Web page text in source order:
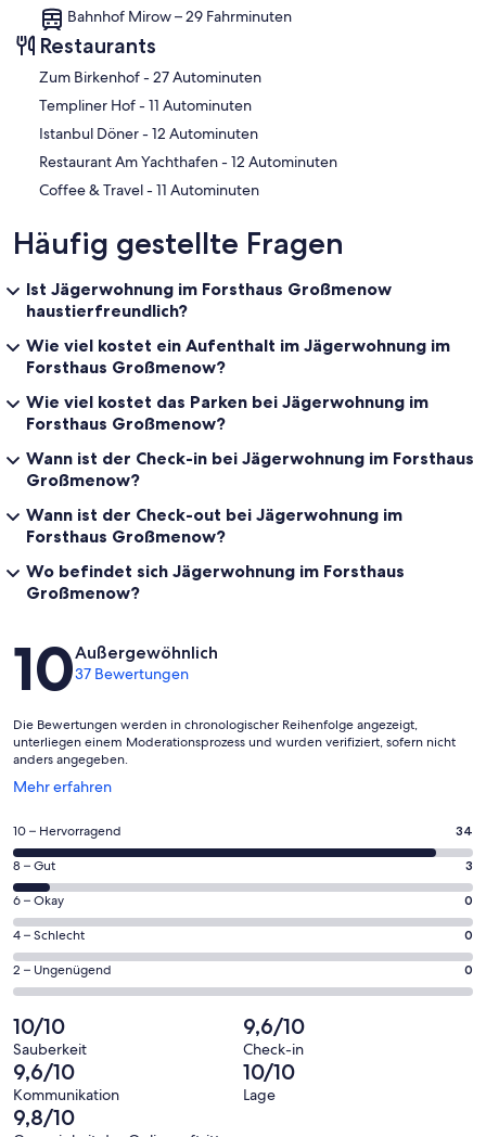
Bahnhof Mirow – 29 Fahrminuten
Restaurants
‪Zum Birkenhof - ‬27 Autominuten
‪Templiner Hof - ‬11 Autominuten
‪Istanbul Döner - ‬12 Autominuten
‪Restaurant Am Yachthafen - ‬12 Autominuten
‪Coffee & Travel - ‬11 Autominuten
Häufig gestellte Fragen
Ist Jägerwohnung im Forsthaus Großmenow
haustierfreundlich?
Wie viel kostet ein Aufenthalt im Jägerwohnung im
Forsthaus Großmenow?
Wie viel kostet das Parken bei Jägerwohnung im
Forsthaus Großmenow?
Wann ist der Check-in bei Jägerwohnung im Forsthaus
Großmenow?
Wann ist der Check-out bei Jägerwohnung im
Forsthaus Großmenow?
Wo befindet sich Jägerwohnung im Forsthaus
Großmenow?
Bewertungen
10Außergewöhnlich
37 Bewertungen
Die Bewertungen werden in chronologischer Reihenfolge angezeigt,
unterliegen einem Moderationsprozess und wurden verifiziert, sofern nicht
anders angegeben.
Mehr erfahren
Wird
einem
neuen
Fenster
geöffnet
34
von
insgesamt
37
Gästebewertungen
haben
eine
Bewertung
von
10
-
Hervorragend
10 – Hervorragend 34
3
von
insgesamt
37
Gästebewertungen
haben
Bewertung
von
8
-
Gut
8 – Gut 3
0
von
insgesamt
37
Gästebewertungen
haben
eine
Bewertung
von
6
-
6 – Okay 0
0
von
insgesamt
Gästebewertungen
haben
eine
Bewertung
von
4 – Schlecht 0
0
von
insgesamt
37
Gästebewertungen
haben
eine
Bewertung
2 – Ungenügend 0
10/10
Sauberkeit
9,6/10
Check-in
9,6/10
Kommunikation
10/10
Lage
9,8/10